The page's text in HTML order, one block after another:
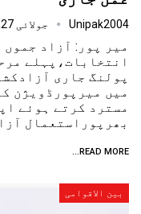
Unipak2004 جولائی 27, 2026
میر پور: آزاد
انتخابات،پہلے
پولنگ جاری
میں میرپورڈویژن
مسترد کرتے ہوئے
بھرپوراستعمال
READ MORE...
بین الاقوامی